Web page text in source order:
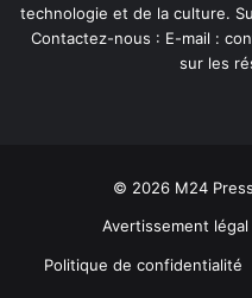
technologie et de la culture.
Contactez-nous : E-mail :
sur les
Avertissement légal
Politique de confidentialité